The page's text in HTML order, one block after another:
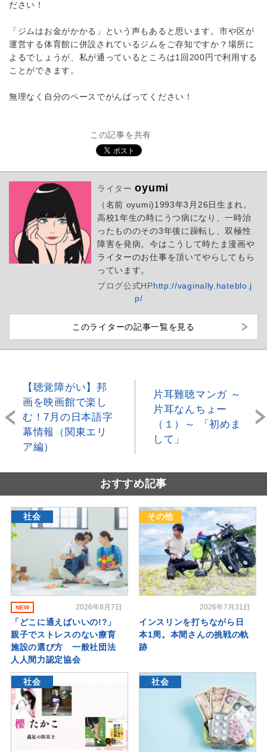
ださい！
「ジムはお金がかかる」という声もあると思います。市や区が
運営する体育館に併設されているジムをご存知ですか？場所に
よるでしょうが、私が通っているところは1回200円で利用する
ことができます。
無理なく自分のペースでがんばってください！
この記事を共有
ライターoyumi
（名前 oyumi)1993年3月26日生まれ。
高校1年生の時にうつ病になり、一時治
ったもののその3年後に躁転し、双極性
障害を発病。今はこうして時たま漫画や
ライターのお仕事を頂いてやらしてもら
っています。
ブログ公式HPhttp://vaginally.hateblo.j
p/
このライターの記事一覧を見る
【聴覚障がい】邦
画を映画館で楽し
む！7月の日本語字
幕情報（関東エリ
ア編）
片耳難聴マンガ ～
片耳なんちょー
（１）～ 「初めま
して」
おすすめ記事
社会
NEW 2026年8月7日
「どこに通えばいいの!?」
親子でストレスのない療育
施設の選び方 一般社団法
人人間力認定協会
その他
2026年7月31日
インスリンを打ちながら日
本1周。本間さんの挑戦の軌
跡
社会 社会